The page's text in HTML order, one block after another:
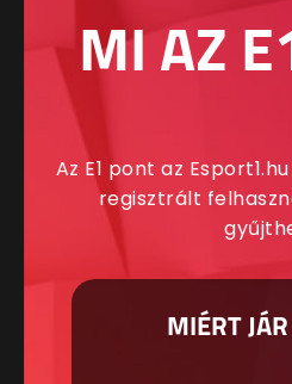
MI AZ
Az E1 pont az
regisztrált
MIÉRT